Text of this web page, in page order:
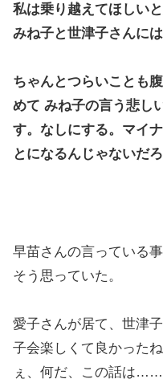
私は乗り越えてほしいと
みね子と世津子さんには
ちゃんとつらいことも
めて みね子の言う悲し
す。なしにする。マイ
とになるんじゃないだろ
早苗さんの言っている
そう思っていた。
愛子さんが居て、世津
子会楽しくて良かった
ぇ、何だ、この話は……